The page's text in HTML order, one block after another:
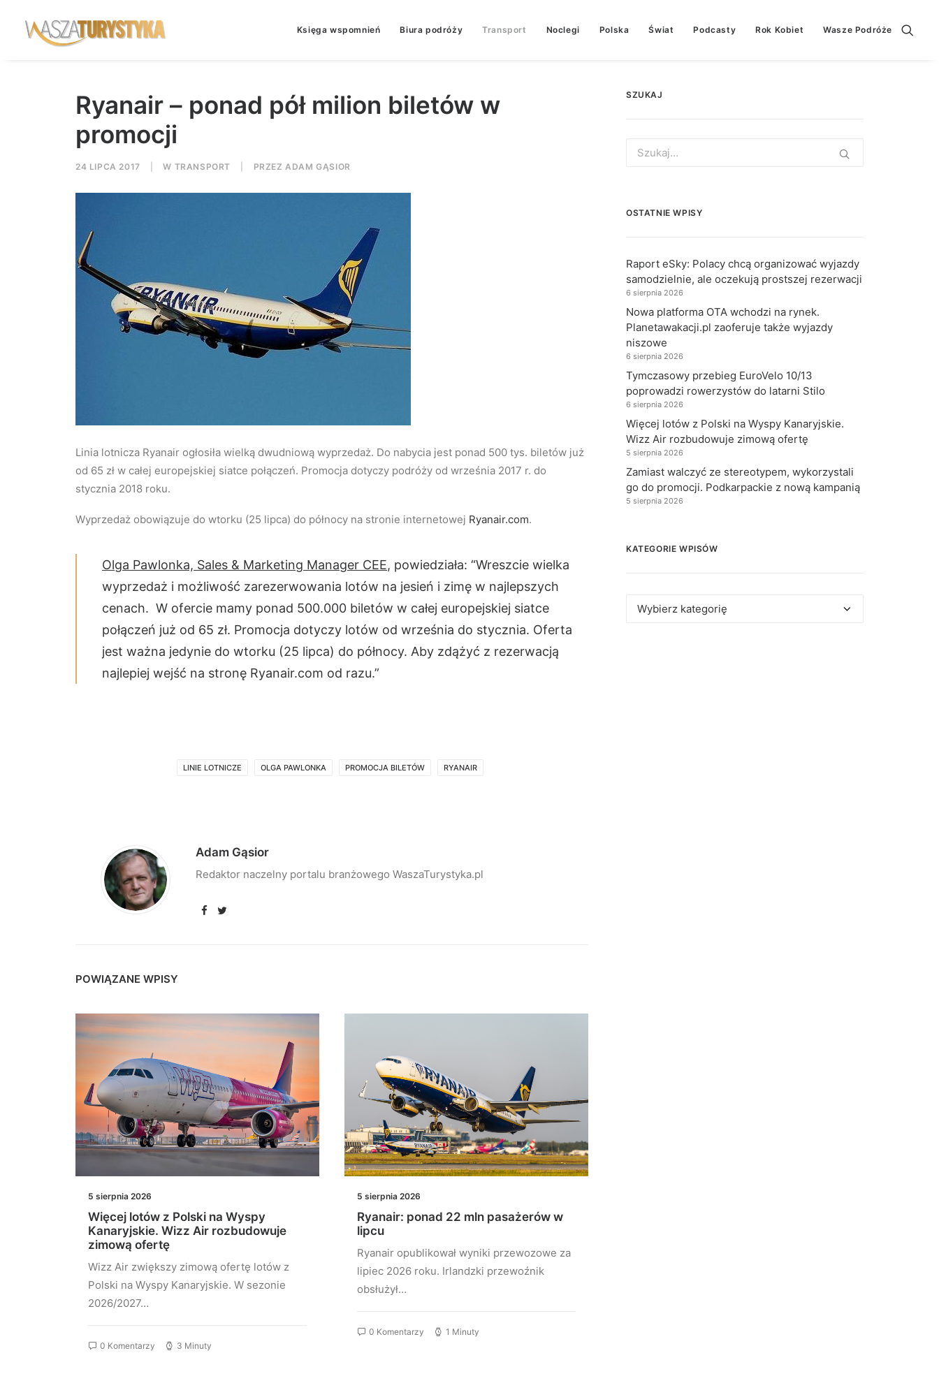
Księga wspomnień Biura podróży Transport Noclegi Polska Świat Podcasty Rok Kobiet Wasze Podróże
Ryanair – ponad pół milion biletów w
promocji
24 LIPCA 2017 W TRANSPORT PRZEZADAM GĄSIOR
Linia lotnicza Ryanair ogłosiła wielką dwudniową wyprzedaż. Do nabycia jest ponad 500 tys. biletów już
od 65 zł w całej europejskiej siatce połączeń. Promocja dotyczy podróży od września 2017 r. do
stycznia 2018 roku.
Wyprzedaż obowiązuje do wtorku (25 lipca) do północy na stronie internetowej Ryanair.com.
Olga Pawlonka, Sales & Marketing Manager CEE, powiedziała: “Wreszcie wielka
wyprzedaż i możliwość zarezerwowania lotów na jesień i zimę w najlepszych
cenach. W ofercie mamy ponad 500.000 biletów w całej europejskiej siatce
połączeń już od 65 zł. Promocja dotyczy lotów od września do stycznia. Oferta
jest ważna jedynie do wtorku (25 lipca) do północy. Aby zdążyć z rezerwacją
najlepiej wejść na stronę Ryanair.com od razu.”
LINIE LOTNICZE OLGA PAWLONKA PROMOCJA BILETÓW RYANAIR
Adam Gąsior
Redaktor naczelny portalu branżowego WaszaTurystyka.pl
POWIĄZANE WPISY
5 sierpnia 2026
Więcej lotów z Polski na Wyspy
Kanaryjskie. Wizz Air rozbudowuje
zimową ofertę
Wizz Air zwiększy zimową ofertę lotów z
Polski na Wyspy Kanaryjskie. W sezonie
2026/2027…
0 Komentarzy 3 Minuty
5 sierpnia 2026
Ryanair: ponad 22 mln pasażerów w
lipcu
Ryanair opublikował wyniki przewozowe za
lipiec 2026 roku. Irlandzki przewoźnik
obsłużył…
0 Komentarzy 1 Minuty
SZUKAJ
for:
OSTATNIE WPISY
Raport eSky: Polacy chcą organizować wyjazdy
samodzielnie, ale oczekują prostszej rezerwacji
6 sierpnia 2026
Nowa platforma OTA wchodzi na rynek.
Planetawakacji.pl zaoferuje także wyjazdy
niszowe
6 sierpnia 2026
Tymczasowy przebieg EuroVelo 10/13
poprowadzi rowerzystów do latarni Stilo
6 sierpnia 2026
Więcej lotów z Polski na Wyspy Kanaryjskie.
Wizz Air rozbudowuje zimową ofertę
5 sierpnia 2026
Zamiast walczyć ze stereotypem, wykorzystali
go do promocji. Podkarpackie z nową kampanią
5 sierpnia 2026
KATEGORIE WPISÓW
Kategorie